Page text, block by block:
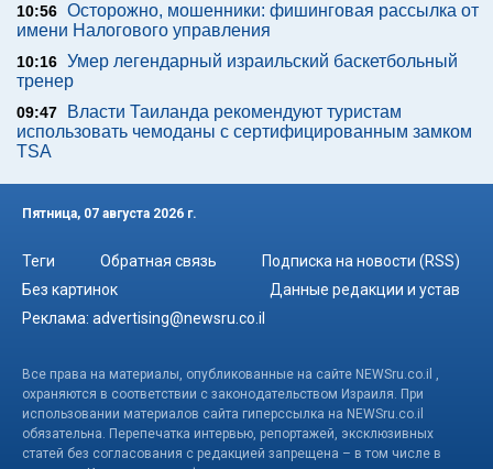
10:56 Осторожно, мошенники: фишинговая рассылка от
имени Налогового управления
10:16 Умер легендарный израильский баскетбольный
тренер
09:47
Власти Таиланда рекомендуют туристам
использовать чемоданы с сертифицированным замком
TSA
Пятница, 07 августа 2026 г.
Теги Обратная связь
Подписка на новости (RSS)
Без картинок
Данные редакции и устав
Реклама: advertising@newsru.co.il
Все права на материалы, опубликованные на сайте NEWSru.co.il ,
охраняются в соответствии с законодательством Израиля. При
использовании материалов сайта гиперссылка на NEWSru.co.il
обязательна. Перепечатка интервью, репортажей, эксклюзивных
статей без согласования с редакцией запрещена – в том числе в